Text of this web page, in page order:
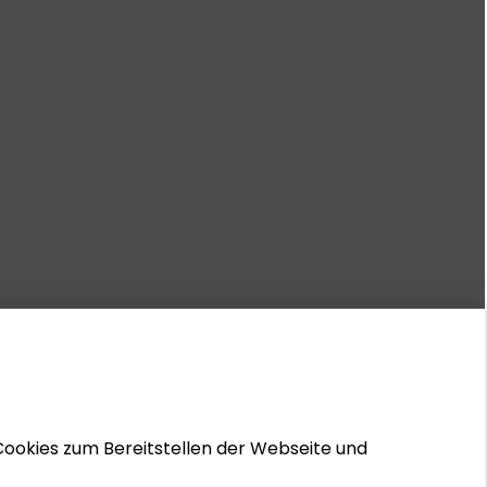
zum Bereitstellen der Webseite und